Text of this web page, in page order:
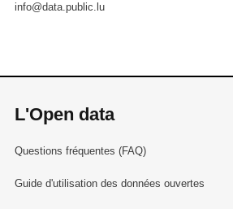
info@data.public.lu
L'Open data
Questions fréquentes (FAQ)
Guide d'utilisation des données ouvertes